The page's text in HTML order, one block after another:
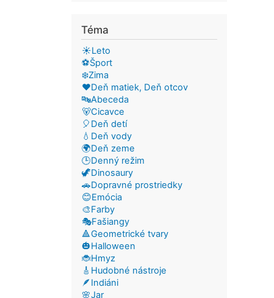
Téma
☀️Leto
⚽Šport
❄️Zima
❤️Deň matiek, Deň otcov
🔤Abeceda
🐻Cicavce
🎈Deň detí
💧Deň vody
🌍Deň zeme
🕒Denný režim
🦖Dinosaury
🚗Dopravné prostriedky
😊Emócia
🎨Farby
🎭Fašiangy
🔺Geometrické tvary
🎃Halloween
🐞Hmyz
🎸Hudobné nástroje
🪶Indiáni
🌸Jar